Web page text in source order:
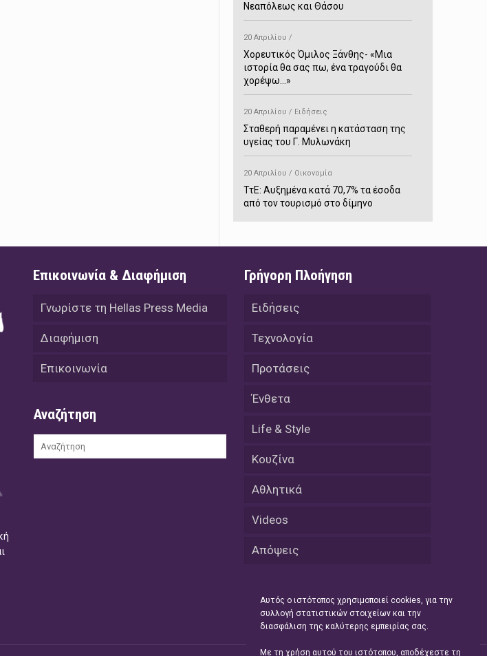
Νεαπόλεως και Θάσου
20 Απριλίου /
Χορευτικός Όμιλος Ξάνθης- «Mια
ιστορία θα σας πω, ένα τραγούδι θα
χορέψω…»
20 Απριλίου / Ειδήσεις
Σταθερή παραμένει η κατάσταση της
υγείας του Γ. Μυλωνάκη
20 Απριλίου / Οικονομία
ΤτΕ: Αυξημένα κατά 70,7% τα έσοδα
από τον τουρισμό στο δίμηνο
20 Απριλίου / Αστυνομικά
πιστολιού κρότου – αερίου
20 Απριλίου / Κόσμος
Δεύτερο τσουνάμι ύψους 80
Παρουσίαση του Κοινού
Σπουδών «Evolutionary Medicine» από
20 Απριλίου / Οικονομία
δείκτης κύκλου εργασιών στη
βιομηχανία τον Φεβρουάριο εφέτος
«εκμεταλλεύτηκε» την κληρονομιά
των Παγετώνων
Επικοινωνία & Διαφήμιση
Γνωρίστε τη Hellas Press Media
Διαφήμιση
Επικοινωνία
Αναζήτηση
Γρήγορη Πλοήγηση
Ειδήσεις
Τεχνολογία
Προτάσεις
Ένθετα
Life & Style
Κουζίνα
Αθλητικά
Videos
Απόψεις
Αυτός ο ιστότοπος χρησιμοποιεί cookies, για την
συλλογή στατιστικών στοιχείων και την
διασφάλιση της καλύτερης εμπειρίας σας.
Με τη χρήση αυτού του ιστότοπου, αποδέχεστε τη